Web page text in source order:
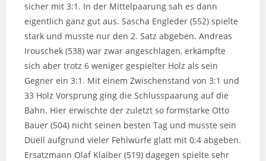
sicher mit 3:1. In der Mittelpaarung sah es dann
eigentlich ganz gut aus. Sascha Engleder (552) spielte
stark und musste nur den 2. Satz abgeben. Andreas
Irouschek (538) war zwar angeschlagen, erkämpfte
sich aber trotz 6 weniger gespielter Holz als sein
Gegner ein 3:1. Mit einem Zwischenstand von 3:1 und
33 Holz Vorsprung ging die Schlusspaarung auf die
Bahn. Hier erwischte der zuletzt so formstarke Otto
Bauer (504) nicht seinen besten Tag und musste sein
Duell aufgrund vieler Fehlwürfe glatt mit 0:4 abgeben.
Ersatzmann Olaf Klaiber (519) dagegen spielte sehr